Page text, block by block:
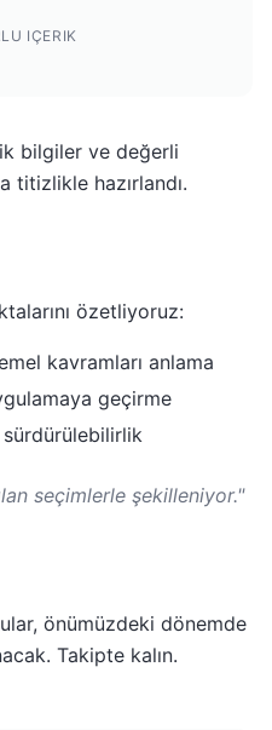
IÇERIK
bilgiler ve değerli
titizlikle hazırlandı.
özetliyoruz:
kavramları anlama
geçirme
seçimlerle şekilleniyor."
önümüzdeki dönemde
Takipte kalın.